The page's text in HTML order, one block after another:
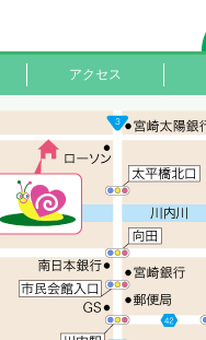
アクセス